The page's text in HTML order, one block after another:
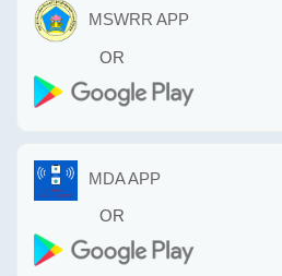
MSWRR APP
OR
MDA APP
OR